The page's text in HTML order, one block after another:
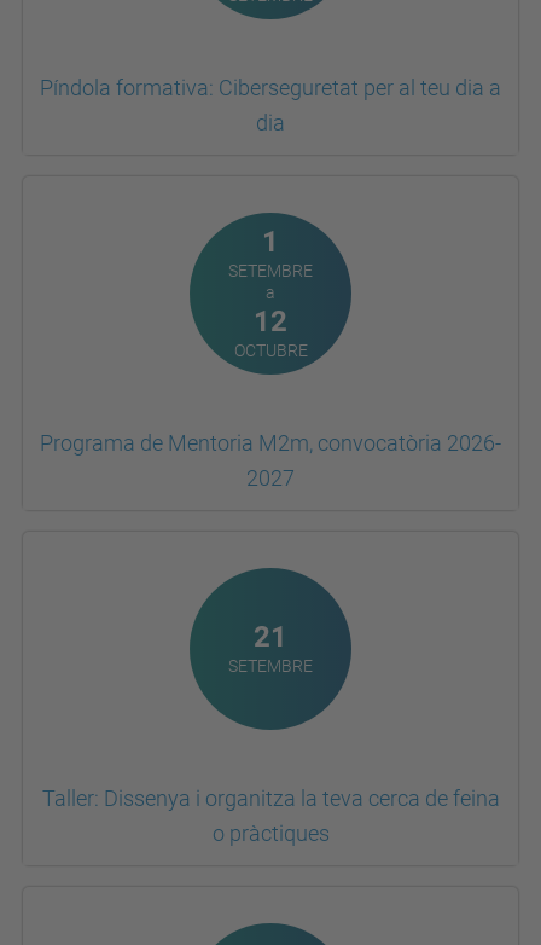
Píndola formativa: Ciberseguretat per al teu dia a
dia
1
SETEMBRE
a
12
OCTUBRE
Programa de Mentoria M2m, convocatòria 2026-
2027
21
SETEMBRE
Taller: Dissenya i organitza la teva cerca de feina
o pràctiques